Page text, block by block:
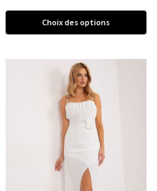
Choix des options